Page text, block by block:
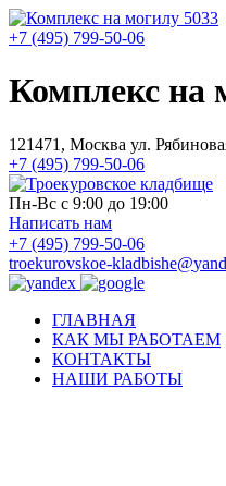
+7 (495) 799-50-06
Комплекс на
121471, Москва ул.
+7 (495) 799-50-06
Пн-Вс с 9:00 до 19:00
Написать нам
+7 (495) 799-50-06
troekurovskoe-kladbishe@
ГЛАВНАЯ
КАК МЫ РАБОТАЕМ
КОНТАКТЫ
НАШИ РАБОТЫ